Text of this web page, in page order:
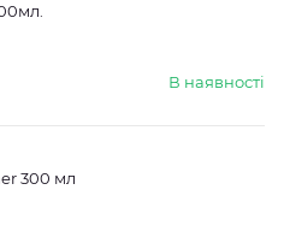
В наявності
300 мл